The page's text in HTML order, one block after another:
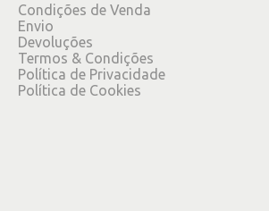
Condições de Venda
Envio
Devoluções
Termos & Condições
Política de Privacidade
Política de Cookies